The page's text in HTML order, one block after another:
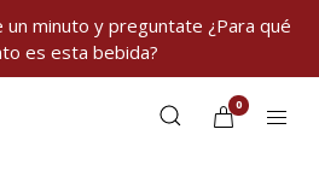
minuto y preguntate ¿Para qué
es esta bebida?
0